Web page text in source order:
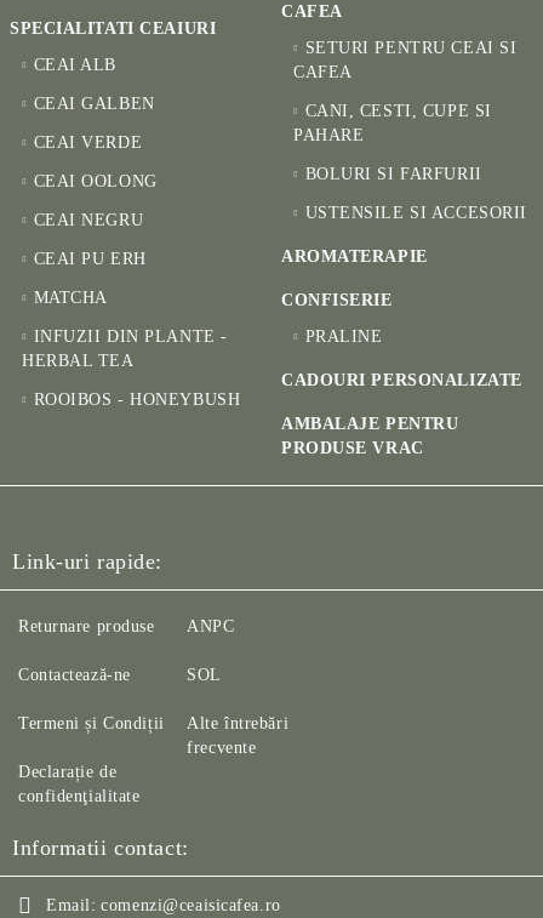
SPECIALITATI CEAIURI
CEAI ALB
CEAI GALBEN
CEAI VERDE
CEAI OOLONG
CEAI NEGRU
CEAI PU ERH
MATCHA
INFUZII DIN PLANTE -
HERBAL TEA
ROOIBOS - HONEYBUSH
CAFEA
SETURI PENTRU CEAI SI
CAFEA
CANI, CESTI, CUPE SI
PAHARE
BOLURI SI FARFURII
USTENSILE SI ACCESORII
AROMATERAPIE
CONFISERIE
PRALINE
CADOURI PERSONALIZATE
AMBALAJE PENTRU
PRODUSE VRAC
Link-uri rapide:
Returnare produse
Contactează-ne
Termeni și Condiții
Declarație de
confidenţialitate
ANPC
SOL
Alte întrebări
frecvente
Informatii contact:
Email: comenzi@ceaisicafea.ro